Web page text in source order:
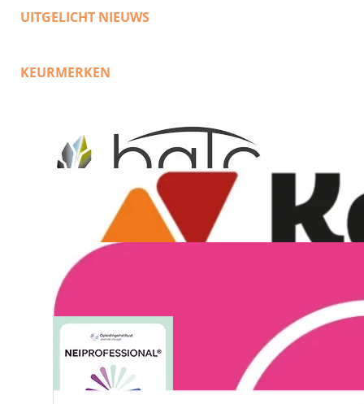
UITGELICHT NIEUWS
KEURMERKEN